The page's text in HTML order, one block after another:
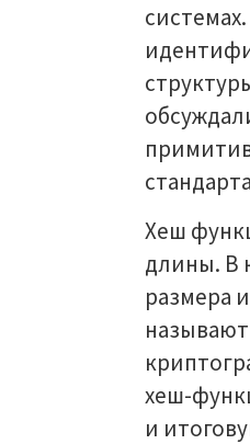
Хеш
длины. В
размера
хеш-
и